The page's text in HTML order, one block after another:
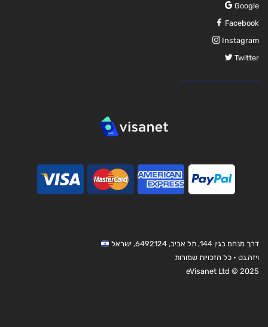
Google
Facebook
Instagram
Twitter
דרך מנחם בגין 144, תל אביב, 6492124, ישראל
ויזה.נט • כל הזכויות שמורות
eVisanet Ltd © 2025